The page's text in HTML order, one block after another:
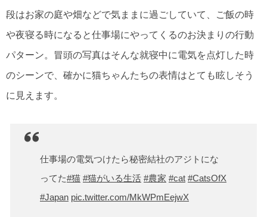
段はお家の庭や畑などで気ままに過ごしていて、ご飯の時
や夜寝る時になると仕事場にやってくるのお決まりの行動
パターン。冒頭の写真はそんな就寝中に電気を点灯した時
のシーンで、確かに猫ちゃんたちの表情はとても眩しそう
に見えます。
仕事場の電気つけたら秘密結社のアジトにな
ってた#猫 #猫がいる生活 #農家 #cat #CatsOfX
#Japan pic.twitter.com/MkWPmEejwX